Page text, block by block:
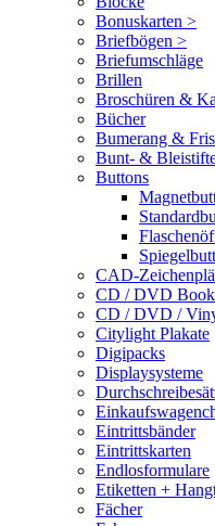
Bonuskarten >
Briefbögen >
Briefumschläge
Brillen
Broschüren &
Bücher
Bumerang &
Bunt- &
Buttons
CAD-
CD / DVD
CD / DVD /
Citylight Plakate
Digipacks
Displaysysteme
Eintrittsbänder
Eintrittskarten
Endlosformulare
Etiketten +
Fächer